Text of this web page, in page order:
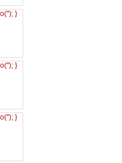
'); }
'); }
'); }